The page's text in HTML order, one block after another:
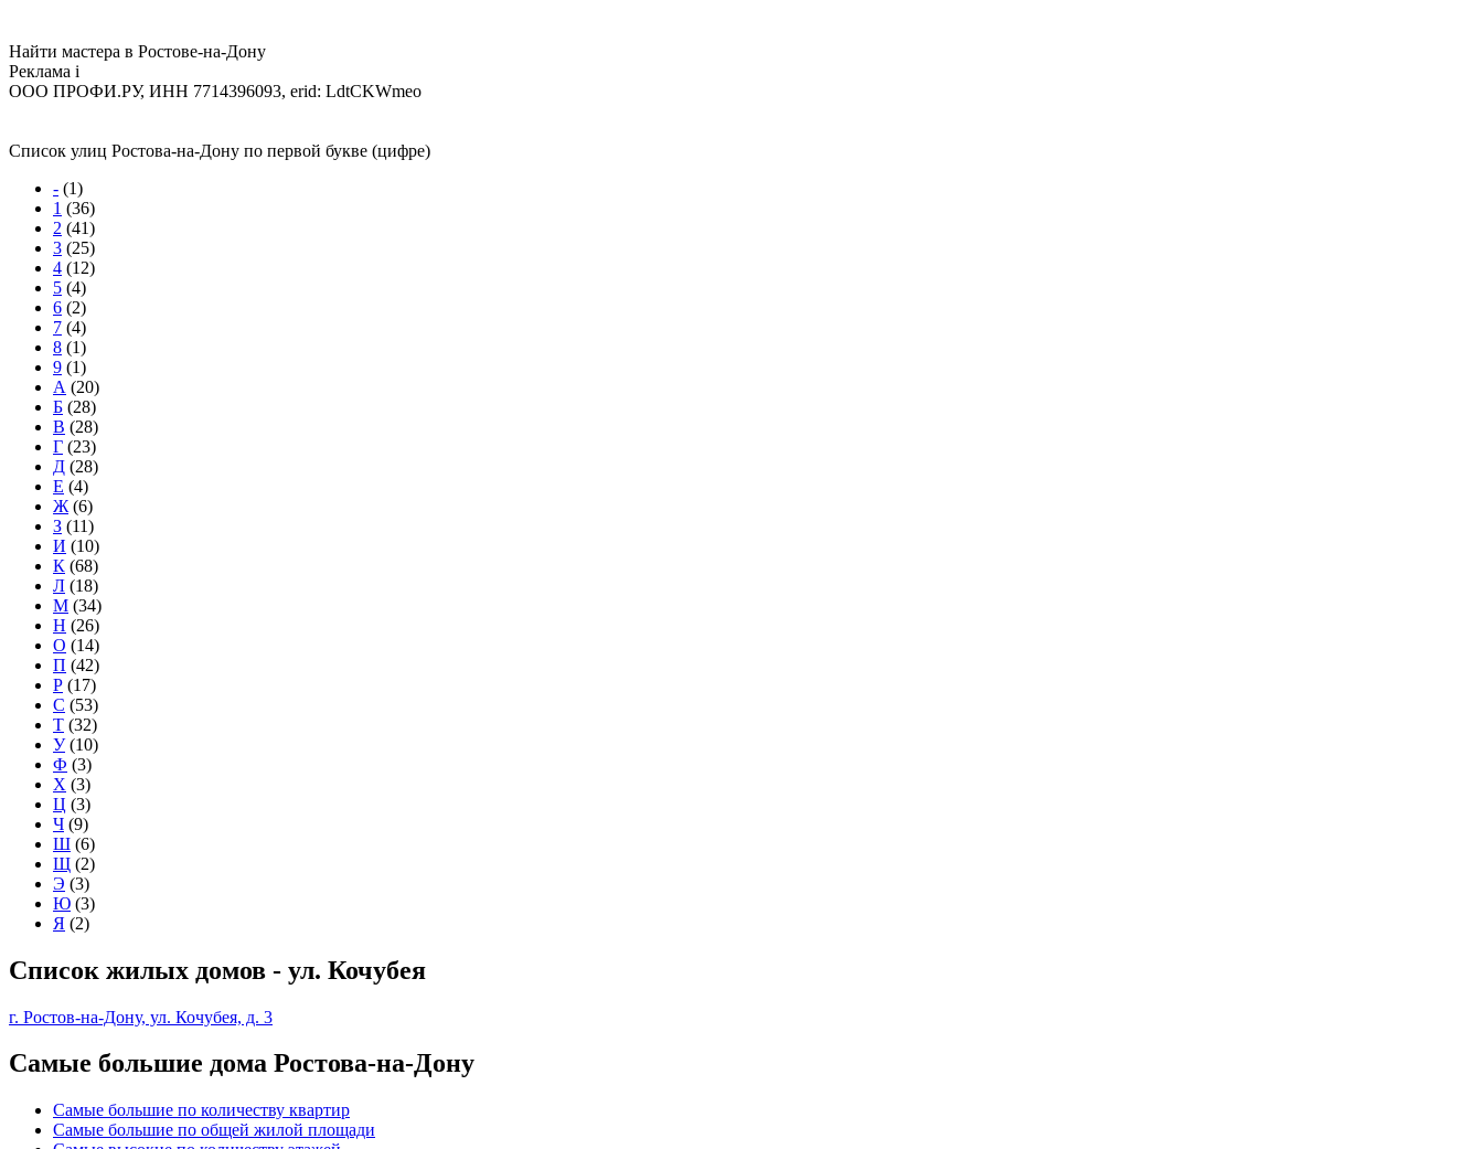
Найти мастера в Ростове-на-Дону
Реклама i
ООО ПРОФИ.РУ, ИНН 7714396093, erid: LdtCKWmeo
Список улиц Ростова-на-Дону по первой букве (цифре)
- (1)
1 (36)
2 (41)
3 (25)
4 (12)
5 (4)
6 (2)
7 (4)
8 (1)
9 (1)
А (20)
Б (28)
В (28)
Г (23)
Д (28)
Е (4)
Ж (6)
З (11)
И (10)
К (68)
Л (18)
М (34)
Н (26)
О (14)
П (42)
Р (17)
С (53)
Т (32)
У(10)
Ф (3)
Х (3)
Ц (3)
Ч (9)
Ш (6)
Щ (2)
Э (3)
Ю (3)
Я (2)
Список жилых домов - ул. Кочубея
г. Ростов-на-Дону, ул. Кочубея, д. 3
Самые большие дома Ростова-на-Дону
Самые большие по количеству квартир
Самые большие по общей жилой площади